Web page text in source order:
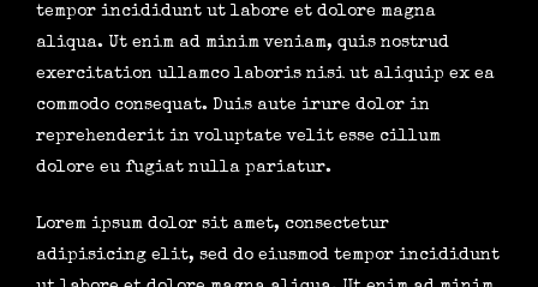
tempor incididunt ut labore et dolore magna
aliqua. Ut enim ad minim veniam, quis nostrud
exercitation ullamco laboris nisi ut aliquip ex ea
commodo consequat. Duis aute irure dolor in
reprehenderit in voluptate velit esse cillum
dolore eu fugiat nulla pariatur.
Lorem ipsum dolor sit amet, consectetur
adipisicing elit, sed do eiusmod tempor incididunt